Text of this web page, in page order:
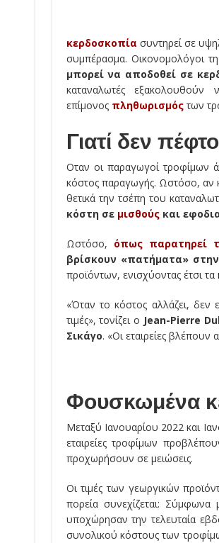
κερδοσκοπία συντηρεί σε
συμπέρασμα. Οικονομολόγοι
μπορεί να αποδοθεί σε
καταναλωτές
επίμονος πληθωρισμόςτων
Γιατί δεν
Οταν οι παραγωγοί τροφίμων
κόστος παραγωγής. Ωστόσο, αν
θετικά την τσέπη του
κόστη σε μισθούς και
Ωστόσο, όπως παρατηρεί
βρίσκουν «πατήματα»
προϊόντων, ενισχύοντας έτσι
«Όταν το κόστος αλλάζει, δεν
τιμές», τονίζει ο Jean-Pierre
Σικάγο. «Οι εταιρείες βλέπουν
Φουσκωμένα
Μεταξύ Ιανουαρίου 2022 και
εταιρείες τροφίμων
προχωρήσουν σε μειώσεις.
Οι τιμές των γεωργικών
πορεία συνεχίζεται:
υποχώρησαν την τελευταία
συνολικού κόστους των